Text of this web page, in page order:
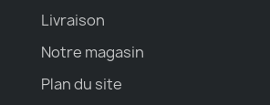
Livraison
Notre magasin
Plan du site